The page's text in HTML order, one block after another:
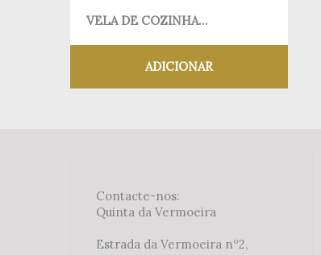
VELA DE COZINHA...
ADICIONAR
Contacte-nos:
Quinta da Vermoeira
Estrada da Vermoeira nº2,